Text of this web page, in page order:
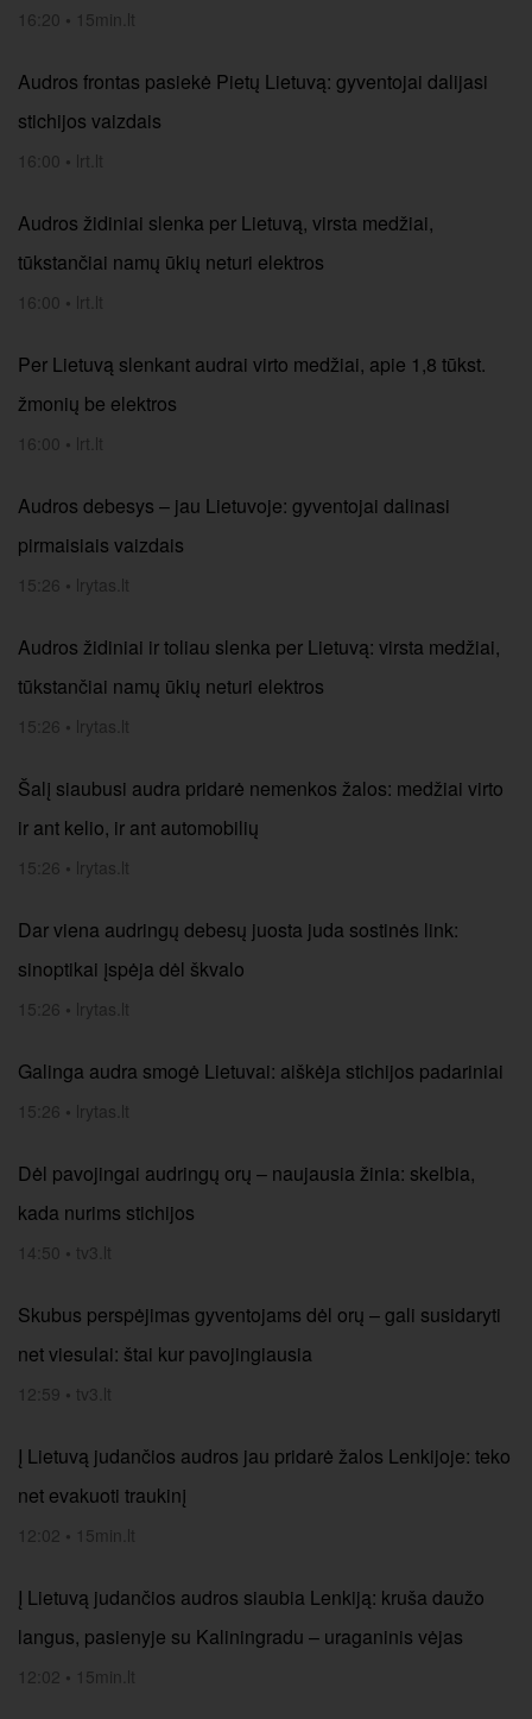
16:20 • 15min.lt
Audros frontas pasiekė Pietų Lietuvą: gyventojai dalijasi
stichijos vaizdais
16:00 • lrt.lt
Audros židiniai slenka per Lietuvą, virsta medžiai,
tūkstančiai namų ūkių neturi elektros
16:00 • lrt.lt
Per Lietuvą slenkant audrai virto medžiai, apie 1,8 tūkst.
žmonių be elektros
16:00 • lrt.lt
Audros debesys – jau Lietuvoje: gyventojai dalinasi
pirmaisiais vaizdais
15:26 • lrytas.lt
Audros židiniai ir toliau slenka per Lietuvą: virsta medžiai,
tūkstančiai namų ūkių neturi elektros
15:26 • lrytas.lt
Šalį siaubusi audra pridarė nemenkos žalos: medžiai virto
ir ant kelio, ir ant automobilių
15:26 • lrytas.lt
Dar viena audringų debesų juosta juda sostinės link:
sinoptikai įspėja dėl škvalo
15:26 • lrytas.lt
Galinga audra smogė Lietuvai: aiškėja stichijos padariniai
15:26 • lrytas.lt
Dėl pavojingai audringų orų – naujausia žinia: skelbia,
kada nurims stichijos
14:50 • tv3.lt
Skubus perspėjimas gyventojams dėl orų – gali susidaryti
net viesulai: štai kur pavojingiausia
12:59 • tv3.lt
Į Lietuvą judančios audros jau pridarė žalos Lenkijoje: teko
net evakuoti traukinį
12:02 • 15min.lt
Į Lietuvą judančios audros siaubia Lenkiją: kruša daužo
langus, pasienyje su Kaliningradu – uraganinis vėjas
12:02 • 15min.lt